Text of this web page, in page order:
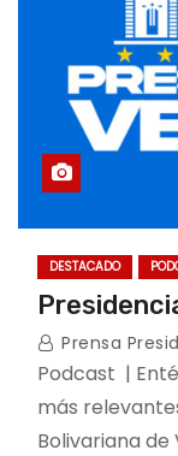
DESTACADO
Prensa
Podcast |
más
Bolivariana de